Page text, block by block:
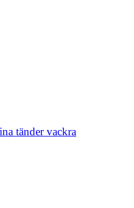
tänder vackra